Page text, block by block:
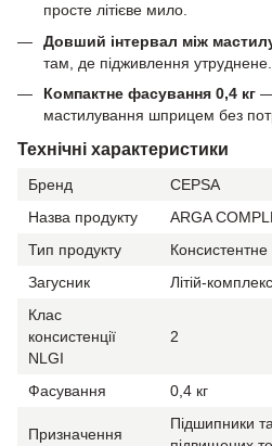
просте літієве мило.
Довший інтервал між
там, де підживлення утруднене.
Компактне фасування 0,4 кг —
мастилування шприцем без
Технічні характеристики
Бренд
CEPSA
Назва продукту
ARGA
Тип продукту
Загусник
Літій-
Клас
консистенції
NLGI
2
Фасування 0,4 кг
Призначення
Підшипники